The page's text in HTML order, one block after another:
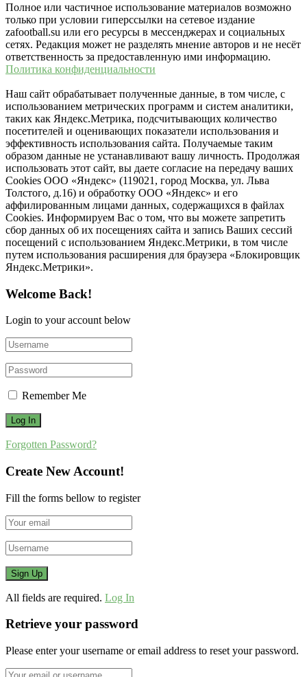
Полное или частичное использование материалов возможно
только при условии гиперссылки на сетевое издание
zafootball.su или его ресурсы в мессенджерах и социальных
сетях. Редакция может не разделять мнение авторов и не несёт
ответственность за предоставленную ими информацию.
Политика конфиденциальности
Наш сайт обрабатывает полученные данные, в том числе, с
использованием метрических программ и систем аналитики,
таких как Яндекс.Метрика, подсчитывающих количество
посетителей и оценивающих показатели использования и
эффективность использования сайта. Получаемые таким
образом данные не устанавливают вашу личность. Продолжая
использовать этот сайт, вы даете согласие на передачу ваших
Cookies ООО «Яндекс» (119021, город Москва, ул. Льва
Толстого, д.16) и обработку ООО «Яндекс» и его
аффилированным лицами данных, содержащихся в файлах
Cookies. Информируем Вас о том, что вы можете запретить
сбор данных об их посещениях сайта и запись Ваших сессий
посещений с использованием Яндекс.Метрики, в том числе
путем использования расширения для браузера «Блокировщик
Яндекс.Метрики».
Welcome Back!
Login to your account below
Remember Me
Forgotten Password?
Create New Account!
Fill the forms bellow to register
All fields are required. Log In
Retrieve your password
Please enter your username or email address to reset your password.